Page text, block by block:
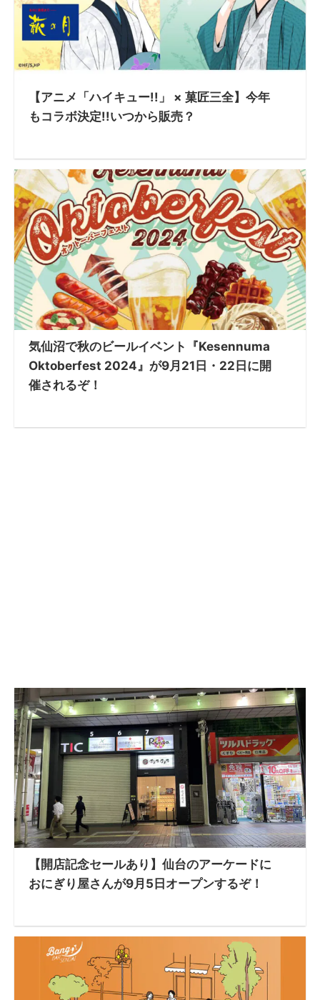
【アニメ「ハイキュー!!」 × 菓匠三全】今年
もコラボ決定!!いつから販売？
気仙沼で秋のビールイベント『Kesennuma
Oktoberfest 2024』が9月21日・22日に開
催されるぞ！
【開店記念セールあり】仙台のアーケードに
おにぎり屋さんが9月5日オープンするぞ！